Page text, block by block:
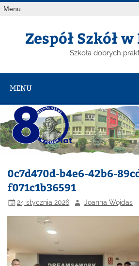
Menu
Zespół Szkół
Szkoła dobrych
MENU
0c7d470d-b4e6-42b6-
f071c1b36591
24 stycznia 2026 Joanna Wojdas